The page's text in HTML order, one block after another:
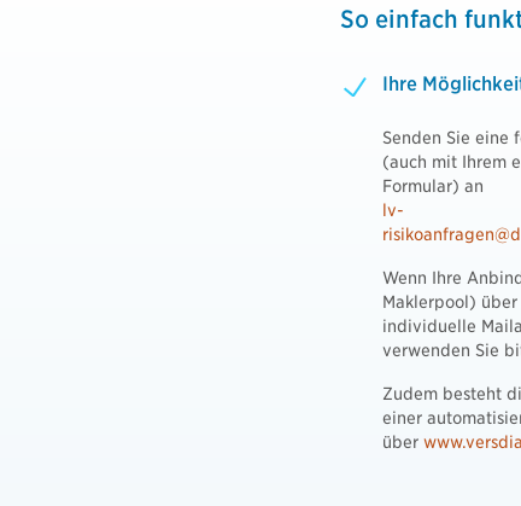
So einfach
Ihre
Senden Sie eine
(auch mit Ihrem
Formular) an
lv-
Wenn Ihre
Maklerpool) über
individuelle
verwenden Sie
Zudem besteht
einer
über